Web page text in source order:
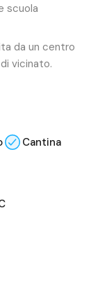
scuola
da un centro
vicinato.
Cantina